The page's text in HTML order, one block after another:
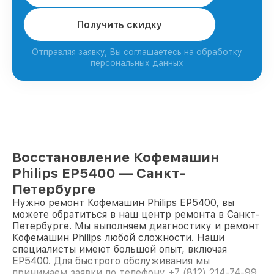
Получить скидку
Отправляя заявку, Вы соглашаетесь на обработку
персональных данных
Восстановление Кофемашин
Philips EP5400 — Санкт-
Петербурге
Нужно ремонт Кофемашин Philips EP5400, вы
можете обратиться в наш центр ремонта в Санкт-
Петербурге. Мы выполняем диагностику и ремонт
Кофемашин Philips любой сложности. Наши
специалисты имеют большой опыт, включая
EP5400. Для быстрого обслуживания мы